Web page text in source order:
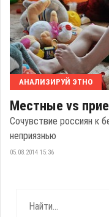
АНАЛИЗИРУЙ ЭТНО
Местные vs
Сочувствие россиян к
неприязнью
05.08.2014 15:36